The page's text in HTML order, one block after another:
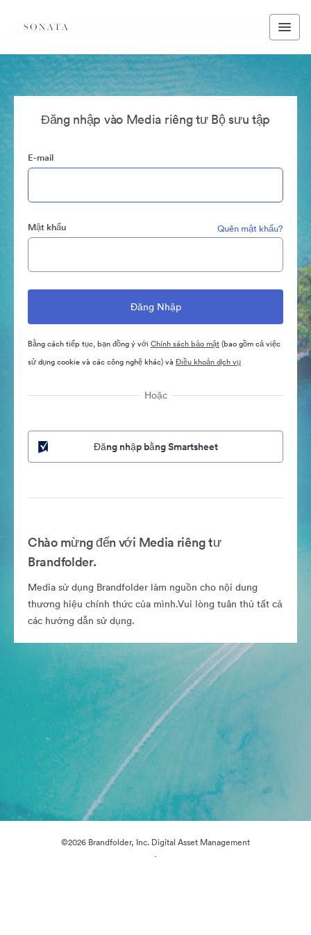
Đăng nhập vào Media riêng tư Bộ sưu tập
E-mail
Mật khẩu Quên mật khẩu?
Bằng cách tiếp tục, bạn đồng ý với Chính sách bảo mật(bao gồm cả việc
sử dụng cookie và các công nghệ khác) và Điều khoản dịch vụ
Hoặc
Đăng nhập bằng Smartsheet
Chào mừng đến với Media riêng tư
Brandfolder.
Media sử dụng Brandfolder làm nguồn cho nội dung
thương hiệu chính thức của mình.Vui lòng tuân thủ tất cả
các hướng dẫn sử dụng.
©2026 Brandfolder, Inc. Digital Asset Management
·